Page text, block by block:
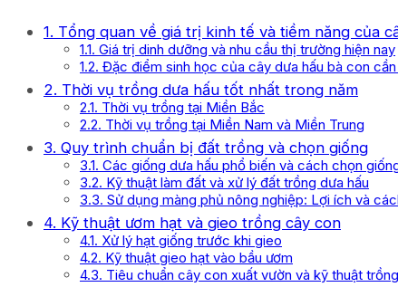
1. Tổng quan về giá trị kinh tế và tiềm năng của
1.1. Giá trị dinh dưỡng và nhu cầu thị trường hiện nay
1.2. Đặc điểm sinh học của cây dưa hấu bà con
2. Thời vụ trồng dưa hấu tốt nhất trong năm
2.1. Thời vụ trồng tại Miền Bắc
2.2. Thời vụ trồng tại Miền Nam và Miền Trung
3. Quy trình chuẩn bị đất trồng và chọn giống
3.1. Các giống dưa hấu phổ biến và cách chọn
3.2. Kỹ thuật làm đất và xử lý đất trồng dưa hấu
3.3. Sử dụng màng phủ nông nghiệp: Lợi ích và
4. Kỹ thuật ươm hạt và gieo trồng cây con
4.1. Xử lý hạt giống trước khi gieo
4.2. Kỹ thuật gieo hạt vào bầu ươm
4.3. Tiêu chuẩn cây con xuất vườn và kỹ thuật